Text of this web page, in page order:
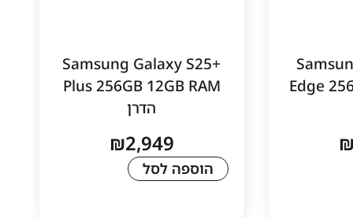
Edge
Samsung Galaxy S25+
Plus 256GB 12GB RAM
הדרן
₪2,949
הוספה לסל